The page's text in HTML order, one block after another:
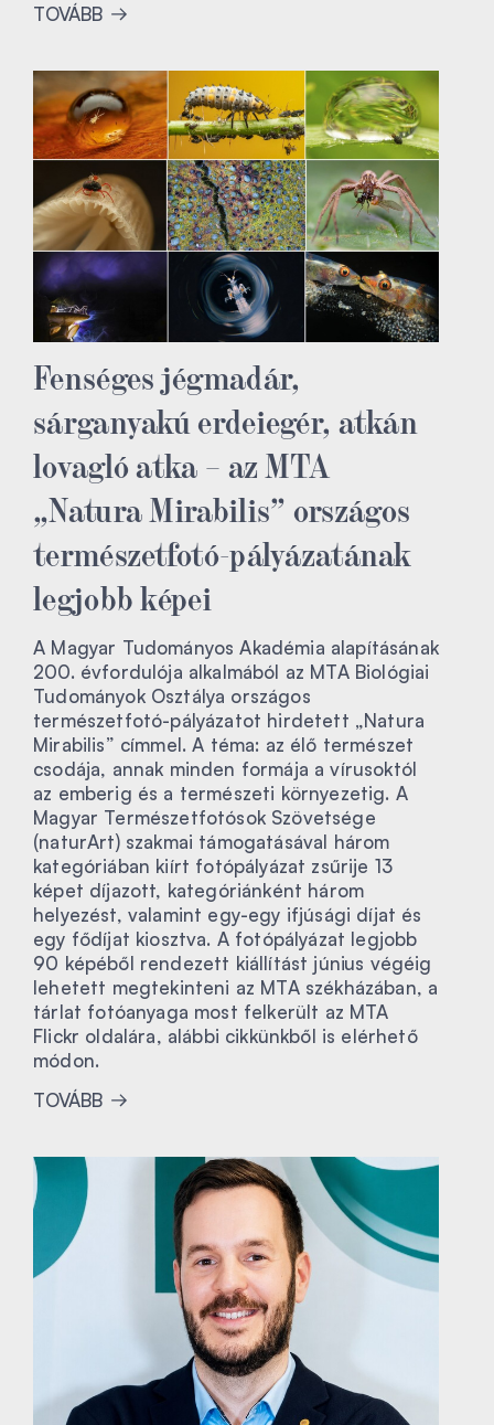
TOVÁBB
Fenséges jégmadár,
sárganyakú erdeiegér, atkán
lovagló atka – az MTA
„Natura Mirabilis” országos
természetfotó-pályázatának
legjobb képei
A Magyar Tudományos Akadémia alapításának
200. évfordulója alkalmából az MTA Biológiai
Tudományok Osztálya országos
természetfotó-pályázatot hirdetett „Natura
Mirabilis” címmel. A téma: az élő természet
csodája, annak minden formája a vírusoktól
az emberig és a természeti környezetig. A
Magyar Természetfotósok Szövetsége
(naturArt) szakmai támogatásával három
kategóriában kiírt fotópályázat zsűrije 13
képet díjazott, kategóriánként három
helyezést, valamint egy-egy ifjúsági díjat és
egy fődíjat kiosztva. A fotópályázat legjobb
90 képéből rendezett kiállítást június végéig
lehetett megtekinteni az MTA székházában, a
tárlat fotóanyaga most felkerült az MTA
Flickr oldalára, alábbi cikkünkből is elérhető
módon.
TOVÁBB